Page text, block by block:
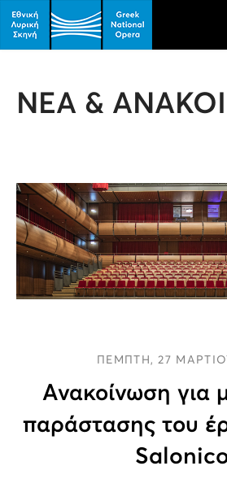
ΝΕΑ &
ΠΕΜΠΤΗ, 27
Ανακοίνωση για
παράστασης του